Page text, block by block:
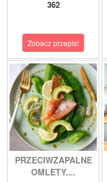
362
Zobacz przepis!
PRZECIWZAPALNE
OMLETY....